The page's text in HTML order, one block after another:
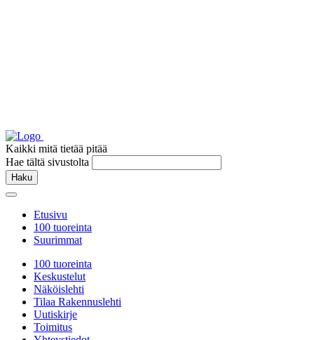
Kaikki mitä tietää pitää
Hae tältä sivustolta
Haku
Etusivu
100 tuoreinta
Suurimmat
100 tuoreinta
Keskustelut
Näköislehti
Tilaa Rakennuslehti
Uutiskirje
Toimitus